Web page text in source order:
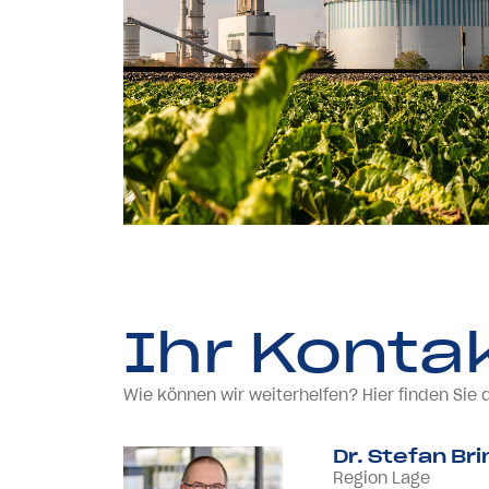
Ihr
Wie können wir weiterhelfen? Hier finden
Dr. Stefan
Region Lage